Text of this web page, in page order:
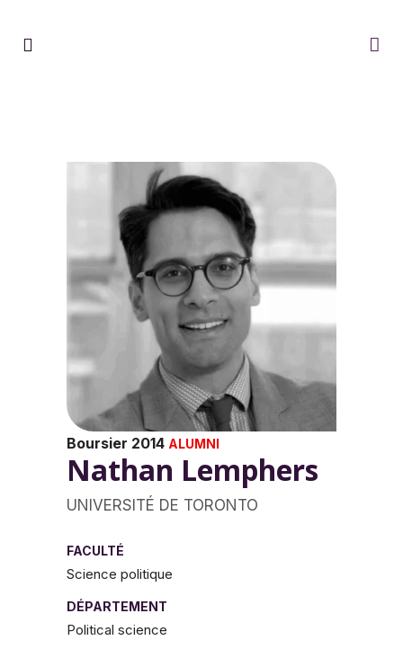
Boursier 2014 ALUMNI
Nathan Lemphers
UNIVERSITÉ DE TORONTO
FACULTÉ
Science politique
DÉPARTEMENT
Political science